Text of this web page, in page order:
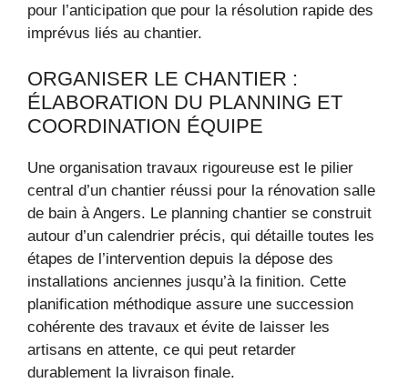
pour l’anticipation que pour la résolution rapide des
imprévus liés au chantier.
ORGANISER LE CHANTIER :
ÉLABORATION DU PLANNING ET
COORDINATION ÉQUIPE
Une organisation travaux rigoureuse est le pilier
central d’un chantier réussi pour la rénovation salle
de bain à Angers. Le planning chantier se construit
autour d’un calendrier précis, qui détaille toutes les
étapes de l’intervention depuis la dépose des
installations anciennes jusqu’à la finition. Cette
planification méthodique assure une succession
cohérente des travaux et évite de laisser les
artisans en attente, ce qui peut retarder
durablement la livraison finale.